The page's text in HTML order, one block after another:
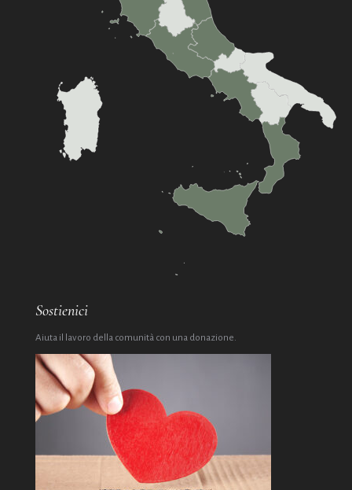
Sostienici
Aiuta il lavoro della comunità con una donazione.